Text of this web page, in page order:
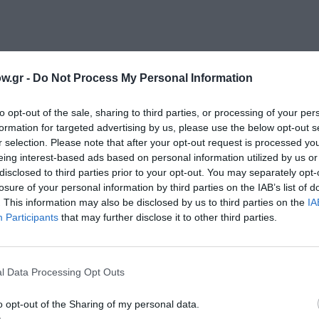
- Do Not Process My Personal Information
opt-out of the sale, sharing to third parties, or processing of your
for targeted advertising by us, please use the below opt-out
selection. Please note that after your opt-out request is processed
interest-based ads based on personal information utilized by us
to third parties prior to your opt-out. You may separately
of your personal information by third parties on the IAB’s list of
This information may also be disclosed by us to third parties on the
Participants that may further disclose it to other third parties.
Data Processing Opt Outs
opt-out of the Sharing of my personal data.
πρώτοι όλες τις ειδήσεις
στοCulturenow.gr
ΑΘΗΝΩΝ ΣΥΝΑΥΛΙΕΣ 2026
και τον Πολιτισμό!